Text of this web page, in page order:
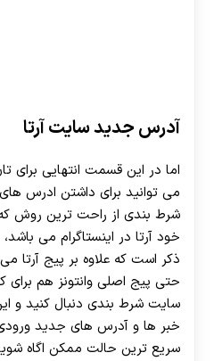
آدرس جدید سایت آرتا
اما در این قسمت انتهایی برای
می توانید برای داشتن ادرس
شرط بندی از راحت ترین روش که
خود آرتا در اینستاگرام می باشد،
ذکر است که علاوه بر پیج آرتا
حتی پیج اصلی وانتونز هم
سایت شرط بندی دنبال کنید و
خبر ها و آدرس های جدید
سریع ترین حالت ممکن اگاه